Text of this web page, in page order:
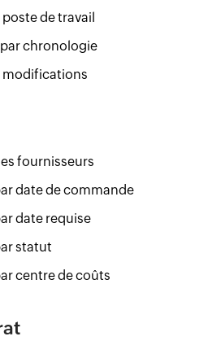
de travail
chronologie
modifications
fournisseurs
date de commande
date requise
statut
centre de coûts